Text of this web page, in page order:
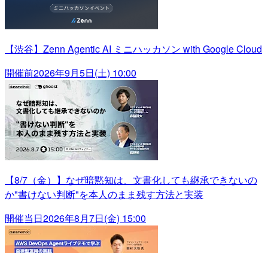
【渋谷】Zenn Agentic AI ミニハッカソン with Google Cloud
開催前2026年9月5日(土) 10:00
【8/7（金）】なぜ暗黙知は、文書化しても継承できないの
か"書けない判断"を本人のまま残す方法と実装
開催当日2026年8月7日(金) 15:00